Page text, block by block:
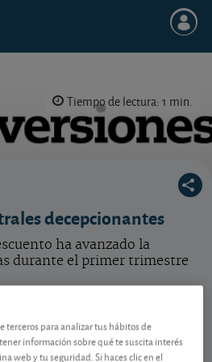
Tiempo de lectura: 1 min.
decepcionantes
ha avanzado la
durante el primer trimestre
-0,1 EUR (-0,25 %)
terceros para analizar tus hábitos de
información sobre qué te suscita interés
web y tu seguridad. Si haces clic en el